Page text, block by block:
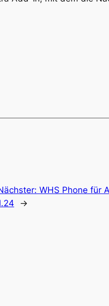
WHS Phone für
→